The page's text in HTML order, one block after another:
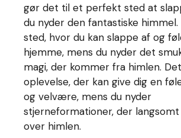
gør det til et perfekt sted at
du nyder den fantastiske
sted, hvor du kan slappe af og
hjemme, mens du nyder det
magi, der kommer fra himlen.
oplevelse, der kan give dig en
og velvære, mens du nyder
stjerneformationer, der
over himlen.